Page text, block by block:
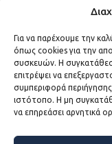
Για να παρέχουμε την
όπως cookies για την
συσκευών. Η
επιτρέψει να
συμπεριφορά
ιστότοπο. Η μη
να επηρεάσει αρνητικά